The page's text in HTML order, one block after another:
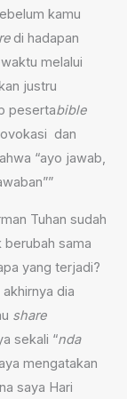
kamu
di hadapan
melalui
justru
pesertabible
dan
“ayo jawab,
Tuhan sudah
berubah sama
yang terjadi?
dia
share
sekali “nda
mengatakan
saya Hari